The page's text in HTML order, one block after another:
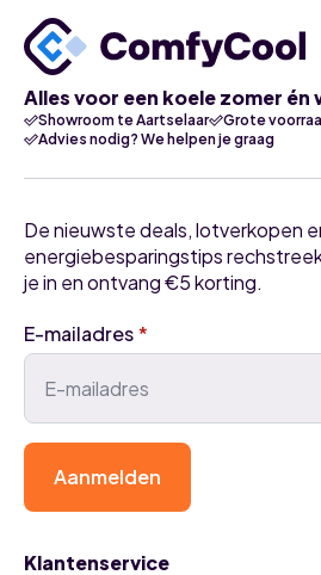
airco
buitenunit
-
Aansluiting
voor
3
binnenunits
aantal
Alles voor een koele zomer
Showroom te Aartselaar
Grote
Advies nodig? We helpen je graag
Klantenservice
De nieuwste deals, lotverkopen
energiebesparingstips
je in en ontvang €5 korting.
E-mailadres*
Aanmelden